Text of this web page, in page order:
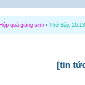
quà giáng sinh • Thứ Bảy,
[tin